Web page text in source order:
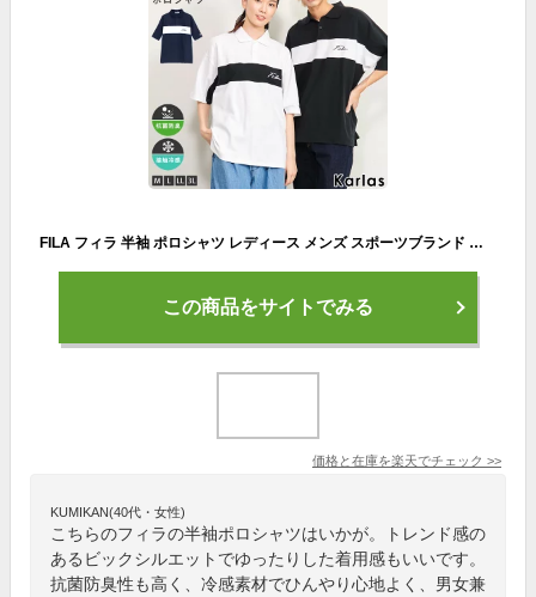
FILA フィラ 半袖 ポロシャツ レディース メンズ スポーツブランド ゴルフウェア ビッグシルエット オーバーサイズ 大きめ ゆったり 綿100% 抗菌防臭 接触冷感 ボタンダウン ユニセックス 韓国 おしゃれ シンプル トップス 大きいサイズ 3L 白 黒 ネイビー 学生
この商品をサイトでみる
価格と在庫を楽天でチェック >>
KUMIKAN(40代・女性)
こちらのフィラの半袖ポロシャツはいかが。トレンド感の
あるビックシルエットでゆったりした着用感もいいです。
抗菌防臭性も高く、冷感素材でひんやり心地よく、男女兼